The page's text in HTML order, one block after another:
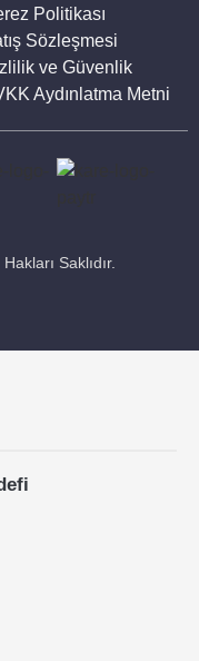
Politikası
Sözleşmesi
ve Güvenlik
Aydınlatma Metni
Saklıdır.